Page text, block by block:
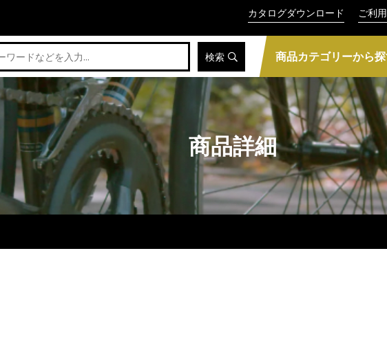
カタログダウンロード ご利
検索 商品カテゴリーから
商品詳細